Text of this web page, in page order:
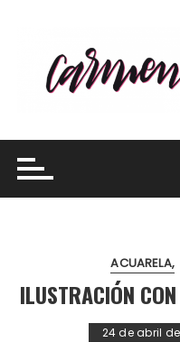
contenido
ACUARELA
ILUSTRACIÓN
24 de abril de